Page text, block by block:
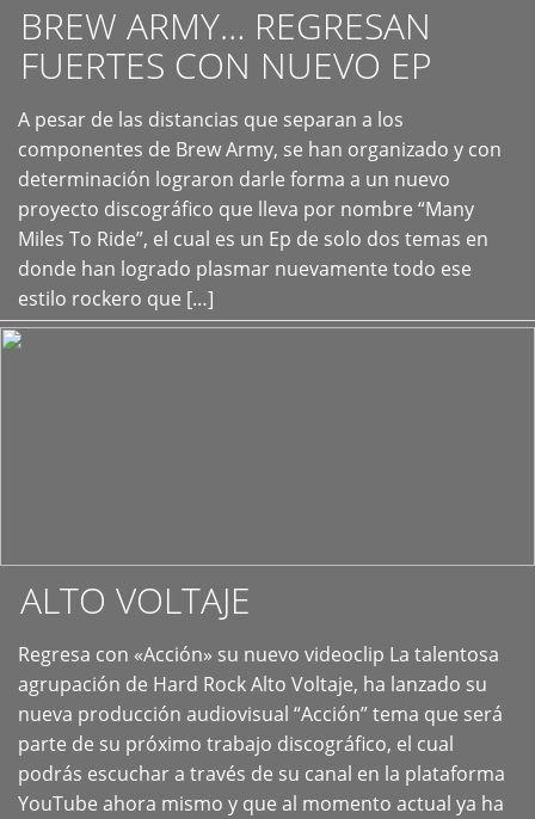
BREW ARMY… REGRESAN
FUERTES CON NUEVO EP
A pesar de las distancias que separan a los
componentes de Brew Army, se han organizado y con
determinación lograron darle forma a un nuevo
proyecto discográfico que lleva por nombre “Many
Miles To Ride”, el cual es un Ep de solo dos temas en
donde han logrado plasmar nuevamente todo ese
estilo rockero que […]
+
ALTO VOLTAJE
Regresa con «Acción» su nuevo videoclip La talentosa
agrupación de Hard Rock Alto Voltaje, ha lanzado su
nueva producción audiovisual “Acción” tema que será
parte de su próximo trabajo discográfico, el cual
podrás escuchar a través de su canal en la plataforma
YouTube ahora mismo y que al momento actual ya ha
+